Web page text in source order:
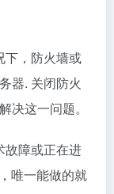
下，防火墙或
器. 关闭防火
决这一问题。
故障或正在进
唯一能做的就